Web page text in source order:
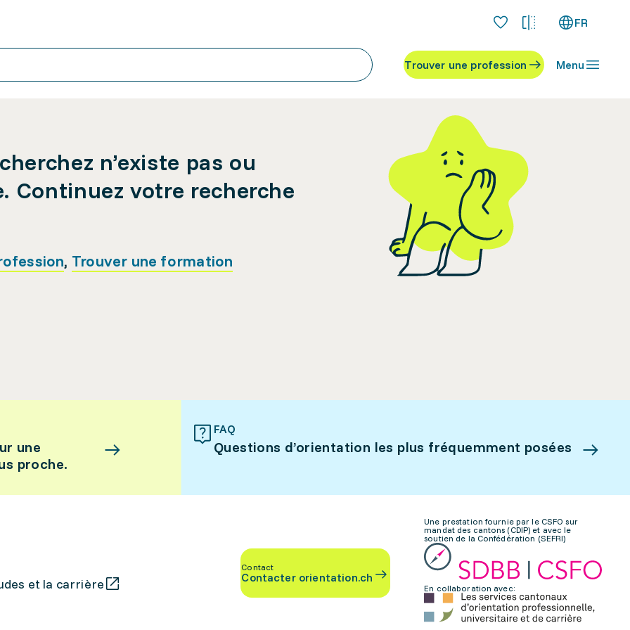
FR
Trouver une profession Menu
n’existe pas ou
Continuez votre recherche
, Trouver une formation
une
proche.
FAQ
Questions d’orientation les plus fréquemment posées
et la carrière
Contact
Contacter orientation.ch
Une prestation fournie par le CSFO sur
mandat des cantons (CDIP) et avec le
soutien de la Confédération (SEFRI)
En collaboration avec: